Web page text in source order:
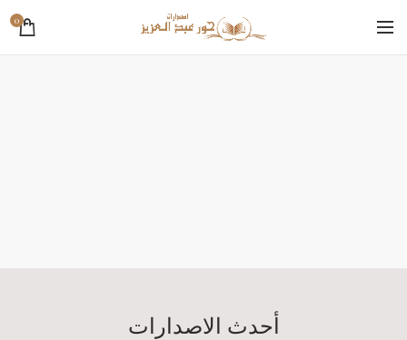
0
أحدث الاصدارات